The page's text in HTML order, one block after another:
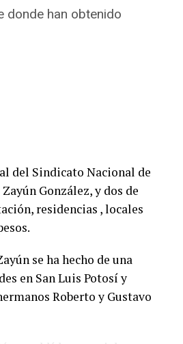
donde han obtenido
del Sindicato Nacional de
González, y dos de
residencias , locales
se ha hecho de una
en San Luis Potosí y
Roberto y Gustavo